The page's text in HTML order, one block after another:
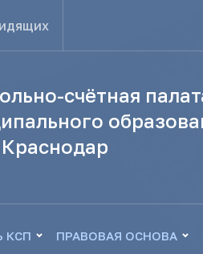
счётная
КСП ПРАВОВАЯ ОСНОВА